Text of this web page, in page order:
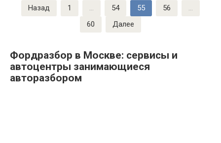
Пагинация
записей
Назад 1 … 54 55 56
…
60
Далее
Фордразбор в Москве: сервисы и
автоцентры занимающиеся
авторазбором